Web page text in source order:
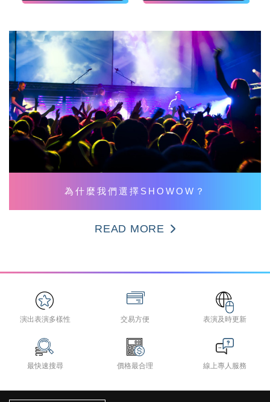
為什麼我們選擇SHOWOW？
READ MORE
演出表演多樣性 交易方便 表演及時更新
最快速搜尋 價格最合理 線上專人服務